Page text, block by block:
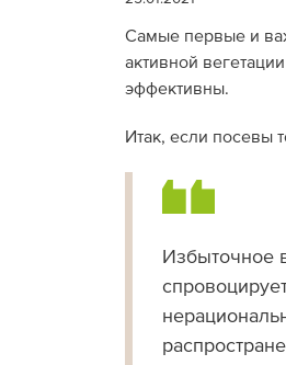
Самые первые и
активной
эффективны.
Итак, если посевы
Избыточное